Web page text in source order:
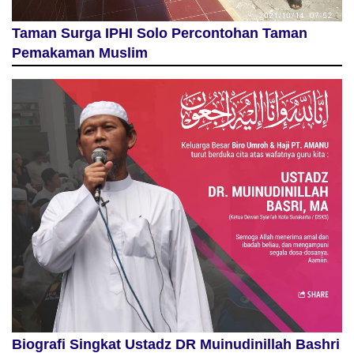
Taman Surga IPHI Solo Percontohan Taman
Pemakaman Muslim
Biografi Singkat Ustadz DR Muinudinillah Bashri